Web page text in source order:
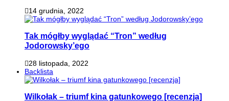
14 grudnia, 2022
Tak mógłby wyglądać “Tron” według
Jodorowsky’ego
28 listopada, 2022
Backlista
Wilkołak – triumf kina gatunkowego [recenzja]